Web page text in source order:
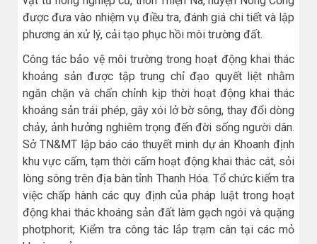
được đưa vào nhiệm vụ điều tra, đánh giá chi tiết và lập
phương án xử lý, cải tạo phục hồi môi trường đất.
Công tác bảo vệ môi trường trong hoạt động khai thác
khoáng sản được tập trung chỉ đạo quyết liệt nhằm
ngăn chặn và chấn chỉnh kịp thời hoạt động khai thác
khoáng sản trái phép, gây xói lở bờ sông, thay đổi dòng
chảy, ảnh hưởng nghiêm trọng đến đời sống người dân.
Sở TN&MT lập báo cáo thuyết minh dự án Khoanh định
khu vực cấm, tạm thời cấm hoạt động khai thác cát, sỏi
lòng sông trên địa bàn tỉnh Thanh Hóa. Tổ chức kiểm tra
việc chấp hành các quy định của pháp luật trong hoạt
động khai thác khoáng sản đất làm gạch ngói và quặng
photphorit; Kiểm tra công tác lắp trạm cân tại các mỏ